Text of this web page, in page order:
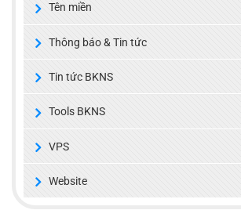
Tên miền
Thông báo & Tin tức
Tin tức BKNS
Tools BKNS
VPS
Website